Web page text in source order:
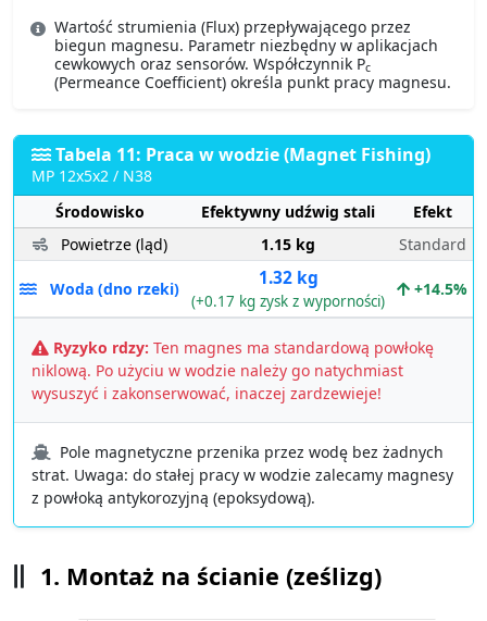
Wartość strumienia (Flux) przepływającego przez
biegun magnesu. Parametr niezbędny w aplikacjach
cewkowych oraz sensorów. Współczynnik Pc
(Permeance Coefficient) określa punkt pracy magnesu.
Tabela 11: Praca w wodzie (Magnet Fishing)
MP 12x5x2 / N38
Środowisko
Efektywny udźwig stali
Efekt
Powietrze (ląd)
1.15 kg Standard
Woda (dno rzeki) 1.32 kg
(+0.17 kg zysk z wyporności)
+14.5%
Ryzyko rdzy: Ten magnes ma standardową powłokę
niklową. Po użyciu w wodzie należy go natychmiast
wysuszyć i zakonserwować, inaczej zardzewieje!
Pole magnetyczne przenika przez wodę bez żadnych
strat. Uwaga: do stałej pracy w wodzie zalecamy magnesy
z powłoką antykorozyjną (epoksydową).
1. Montaż na ścianie (ześlizg)